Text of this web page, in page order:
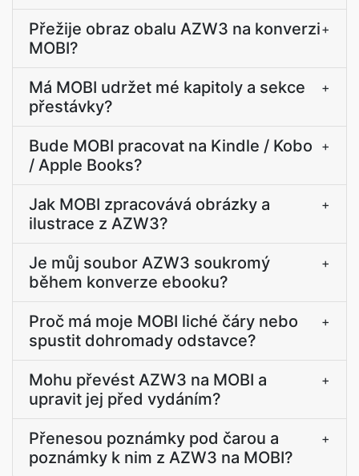
Přežije obraz obalu AZW3 na konverzi
MOBI?
+
Má MOBI udržet mé kapitoly a sekce
přestávky?
+
Bude MOBI pracovat na Kindle / Kobo
/ Apple Books?
+
Jak MOBI zpracovává obrázky a
ilustrace z AZW3?
+
Je můj soubor AZW3 soukromý
během konverze ebooku?
+
Proč má moje MOBI liché čáry nebo
spustit dohromady odstavce?
+
Mohu převést AZW3 na MOBI a
upravit jej před vydáním?
+
Přenesou poznámky pod čarou a
poznámky k nim z AZW3 na MOBI?
+